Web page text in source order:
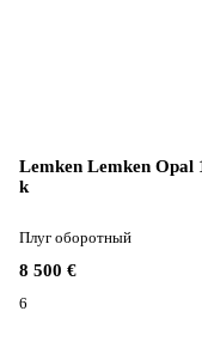
Lemken Lemken Opal
k
8 500 €
Плуг оборотный
6